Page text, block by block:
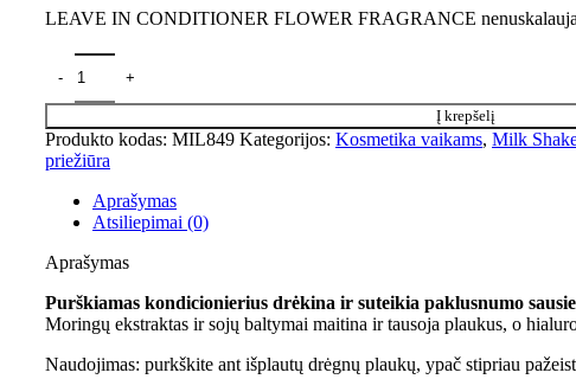
LEAVE IN CONDITIONER FLOWER FRAGRANCE
Į krepšelį
Produkto kodas: MIL849 Kategorijos: Kosmetika vaikams, Milk
priežiūra
Aprašymas
Atsiliepimai (0)
Aprašymas
Purškiamas kondicionierius drėkina ir suteikia paklusnumo
Moringų ekstraktas ir sojų baltymai maitina ir tausoja plaukus, o
Naudojimas: purkškite ant išplautų drėgnų plaukų, ypač stipriau